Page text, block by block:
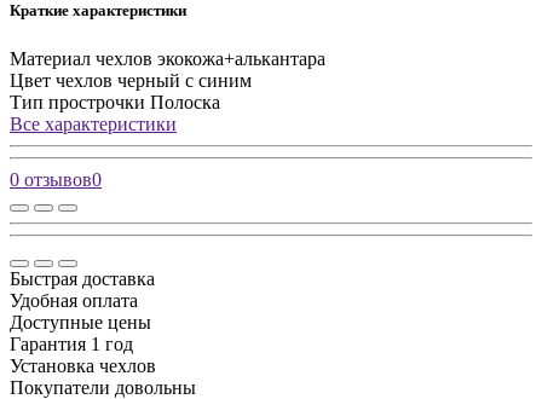
Краткие характеристики
Материал чехлов экокожа+алькантара
Цвет чехлов черный с синим
Тип прострочки Полоска
Все характеристики
0 отзывов0
Быстрая доставка
Удобная оплата
Доступные цены
Гарантия 1 год
Установка чехлов
Покупатели довольны